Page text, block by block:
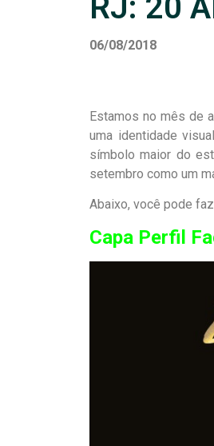
RJ: 20
06/08/2018
Estamos no mês de
uma identidade
símbolo maior do
setembro como um
Abaixo, você pode
Capa Perfil